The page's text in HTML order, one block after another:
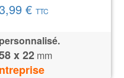
€ TTC
x 22mm